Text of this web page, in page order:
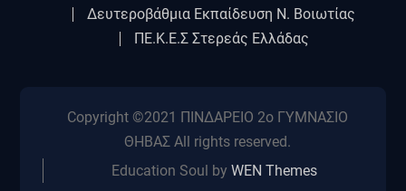
Δευτεροβάθμια Εκπαίδευση Ν. Βοιωτίας
ΠΕ.Κ.Ε.Σ Στερεάς Ελλάδας
Copyright ©2021 ΠΙΝΔΑΡΕΙΟ 2ο ΓΥΜΝΑΣΙΟ
ΘΗΒΑΣ All rights reserved.
Education Soul byWEN Themes